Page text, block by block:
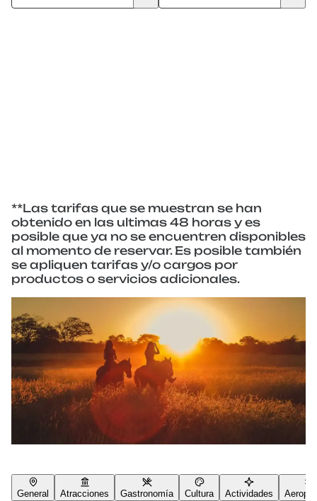
**Las tarifas que se muestran se han
obtenido en las ultimas 48 horas y es
posible que ya no se encuentren disponibles
al momento de reservar. Es posible también
se apliquen tarifas y/o cargos por
productos o servicios adicionales.
General Atracciones Gastronomía Cultura Actividades